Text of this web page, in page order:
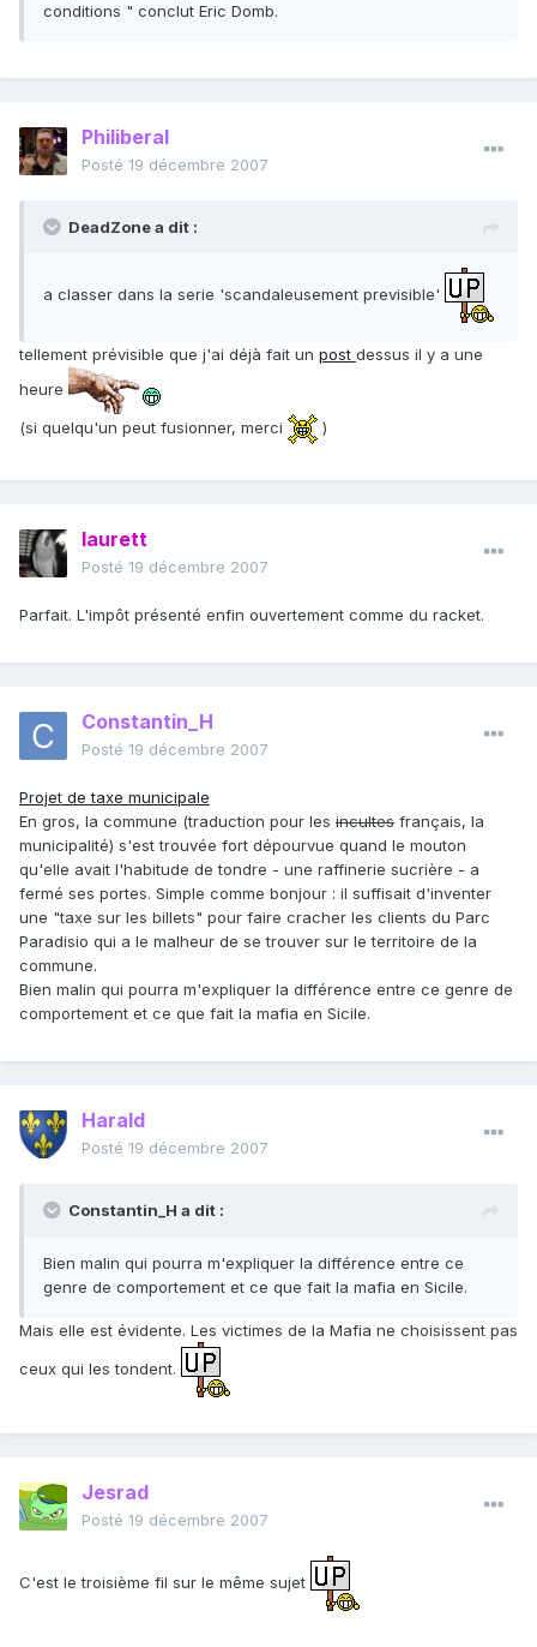
conditions " conclut Eric Domb.
Philiberal
Posté 19 décembre 2007
DeadZone a dit :
a classer dans la serie 'scandaleusement previsible'
tellement prévisible que j'ai déjà fait un post dessus il y a une
heure
(si quelqu'un peut fusionner, merci )
laurett
Posté 19 décembre 2007
Parfait. L'impôt présenté enfin ouvertement comme du racket.
Constantin_H
Posté 19 décembre 2007
Projet de taxe municipale
En gros, la commune (traduction pour les incultes français, la
municipalité) s'est trouvée fort dépourvue quand le mouton
qu'elle avait l'habitude de tondre - une raffinerie sucrière - a
fermé ses portes. Simple comme bonjour : il suffisait d'inventer
une "taxe sur les billets" pour faire cracher les clients du Parc
Paradisio qui a le malheur de se trouver sur le territoire de la
commune.
Bien malin qui pourra m'expliquer la différence entre ce genre de
comportement et ce que fait la mafia en Sicile.
Harald
Posté 19 décembre 2007
Constantin_H a dit :
Bien malin qui pourra m'expliquer la différence entre ce
genre de comportement et ce que fait la mafia en Sicile.
Mais elle est évidente. Les victimes de la Mafia ne choisissent pas
ceux qui les tondent.
Jesrad
Posté 19 décembre 2007
C'est le troisième fil sur le même sujet